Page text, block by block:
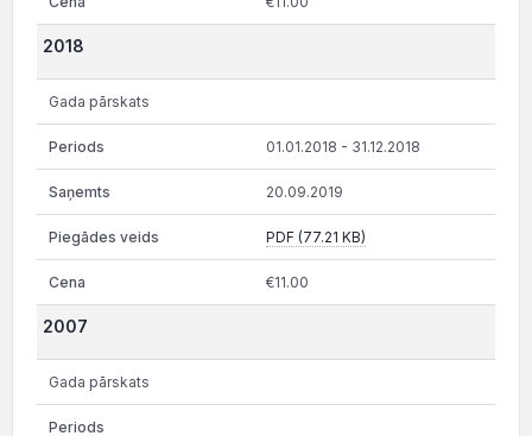
2018
Gada pārskats
01.01.2018 - 31.12.2018
20.09.2019
PDF (77.21 KB)
€11.00
2007
Gada pārskats